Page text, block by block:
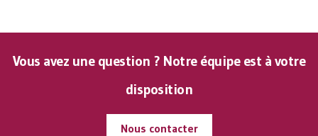
Vous avez une question ? Notre équipe est à votre
disposition
Nous contacter